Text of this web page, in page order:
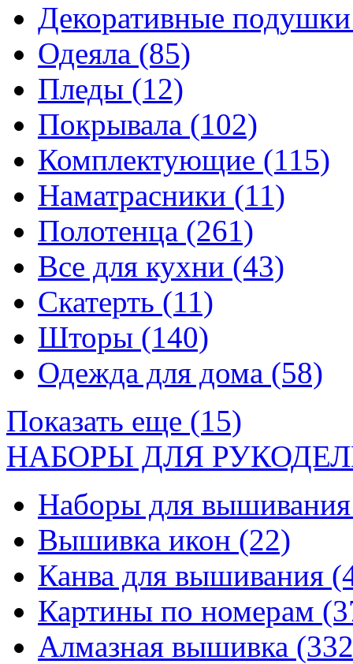
Декоративные
Одеяла (85)
Пледы (12)
Покрывала (102)
Комплектующие (115)
Наматрасники (11)
Полотенца (261)
Все для кухни (43)
Скатерть (11)
Шторы (140)
Одежда для дома (58)
Показать еще (15)
НАБОРЫ ДЛЯ
Наборы для
Вышивка икон (22)
Канва для вышивания
Картины по номерам
Алмазная вышивка